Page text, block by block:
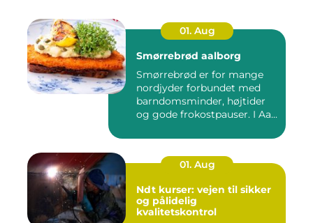
01. Aug
Smørrebrød aalborg
Smørrebrød er for mange
nordjyder forbundet med
barndomsminder, højtider
og gode frokostpauser. I Aa...
01. Aug
Ndt kurser: vejen til sikker
og pålidelig
kvalitetskontrol